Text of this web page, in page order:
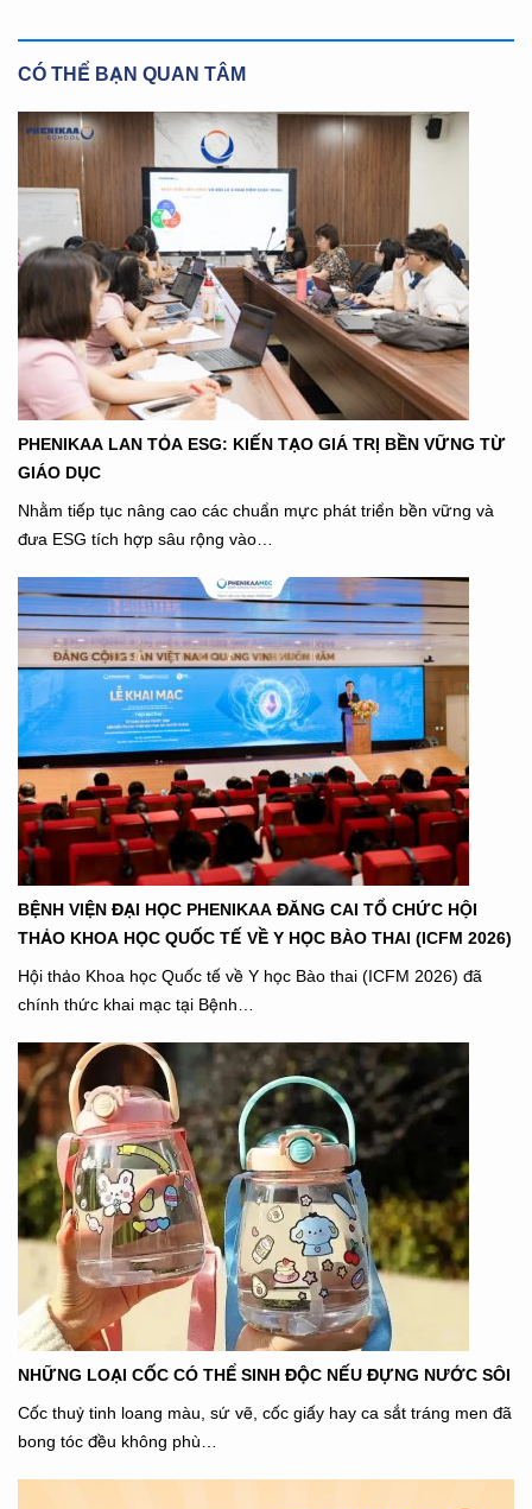
CÓ THỂ BẠN QUAN TÂM
PHENIKAA LAN TỎA ESG: KIẾN TẠO GIÁ TRỊ BỀN VỮNG TỪ
GIÁO DỤC
Nhằm tiếp tục nâng cao các chuẩn mực phát triển bền vững và
đưa ESG tích hợp sâu rộng vào…
BỆNH VIỆN ĐẠI HỌC PHENIKAA ĐĂNG CAI TỔ CHỨC HỘI
THẢO KHOA HỌC QUỐC TẾ VỀ Y HỌC BÀO THAI (ICFM 2026)
Hội thảo Khoa học Quốc tế về Y học Bào thai (ICFM 2026) đã
chính thức khai mạc tại Bệnh…
NHỮNG LOẠI CỐC CÓ THỂ SINH ĐỘC NẾU ĐỰNG NƯỚC SÔI
Cốc thuỷ tinh loang màu, sứ vẽ, cốc giấy hay ca sắt tráng men đã
bong tóc đều không phù…